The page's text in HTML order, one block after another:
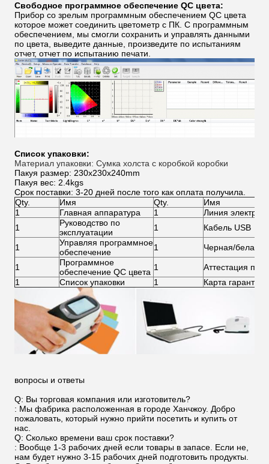
Свободное программное обеспечение QC цвета:
Прибор со зрелым программным обеспечением QC цвета
которое может соединить цветометр с ПК. С программным
обеспечением, мы смогли сохранить и управлять данными
по цвета, выведите данные, произведите по испытаниям
отчет, отчет по испытанию печати.
Список упаковки:
Материал упаковки: Сумка холста с коробкой коробки
Пакуя размер: 230x230x240mm
Пакуя вес: 2.4kgs
Срок поставки: 3-20 дней после того как оплата получила.
Qty.
Имя Qty.
Имя
1
Главная аппаратура 1
Линия
1
Руководство по
эксплуатации
1 Кабель USB
1
Управляя программное
обеспечение
1 Черная/белая
1
Программное
обеспечение QC цвета 1
Аттестация
1
Список упаковки 1 Карта гарантии
вопросы и ответы
Q: Вы торговая компания или изготовитель?
: Мы фабрика расположенная в городе Ханчжоу. Добро
пожаловать, который нужно прийти посетить и купить от
нас.
Q: Сколько времени ваш срок поставки?
: Вообще 1-3 рабочих дней если товары в запасе. Если не,
нам будет нужно 3-15 рабочих дней подготовить продукты.